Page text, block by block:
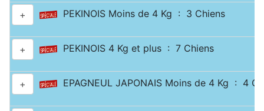
+ PEKINOIS Moins de 4 Kg : 3 Chiens
+ PEKINOIS 4 Kg et plus : 7 Chiens
+ EPAGNEUL JAPONAIS Moins de 4 Kg : 4